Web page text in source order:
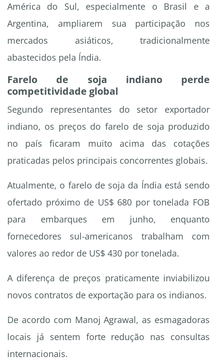
América do Sul, especialmente o Brasil e a
Argentina, ampliarem sua participação nos
mercados asiáticos, tradicionalmente
abastecidos pela Índia.
Farelo de soja indiano perde
competitividade global
Segundo representantes do setor exportador
indiano, os preços do farelo de soja produzido
no país ficaram muito acima das cotações
praticadas pelos principais concorrentes globais.
Atualmente, o farelo de soja da Índia está sendo
ofertado próximo de US$ 680 por tonelada FOB
para embarques em junho, enquanto
fornecedores sul-americanos trabalham com
valores ao redor de US$ 430 por tonelada.
A diferença de preços praticamente inviabilizou
novos contratos de exportação para os indianos.
De acordo com Manoj Agrawal, as esmagadoras
locais já sentem forte redução nas consultas
internacionais.